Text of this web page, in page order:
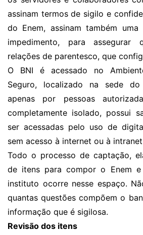
assinam termos de sigilo e
do Enem, assinam também
impedimento, para assegurar
relações de parentesco, que
O BNI é acessado no
Seguro, localizado na sede
apenas por pessoas
completamente isolado, possui
ser acessadas pelo uso de
sem acesso à internet ou à
Todo o processo de captação,
de itens para compor o Enem
instituto ocorre nesse espaço.
quantas questões compõem o
informação que é sigilosa.
Revisão dos itens